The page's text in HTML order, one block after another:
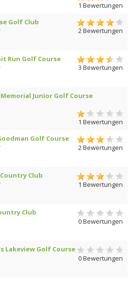
1 Bewertungen
Golf Club
2 Bewertungen
Run Golf Course
3 Bewertungen
Memorial Junior Golf Course
1 Bewertungen
Golf Course
2 Bewertungen
Club
1 Bewertungen
Club
0 Bewertungen
Lakeview Golf Course
0 Bewertungen